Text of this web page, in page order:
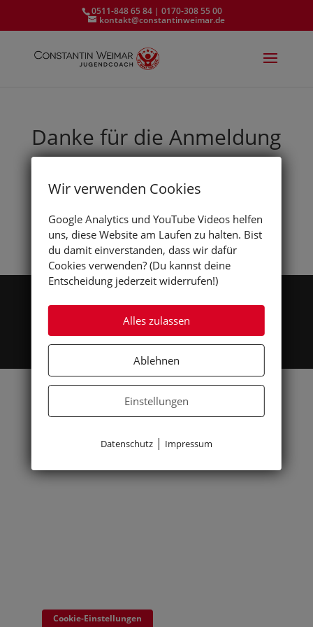
0511-848 65 84 | 0170-308 55 00
kontakt@constantinweimar.de
Danke für die Anmeldung
e-Mail – und anschließend gesondert weitere
Informationen.
Cookie-Einstellungen
Alle Videos, News und Events:
Wir verwenden Cookies
Google Analytics und YouTube Videos helfen
uns, diese Website am Laufen zu halten. Bist
du damit einverstanden, dass wir dafür
Cookies verwenden? (Du kannst deine
Entscheidung jederzeit widerrufen!)
Alles zulassen
Ablehnen
Einstellungen
Datenschutz| Impressum